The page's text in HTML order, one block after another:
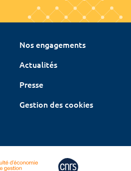
Nos engagements
Actualités
Presse
Gestion des cookies